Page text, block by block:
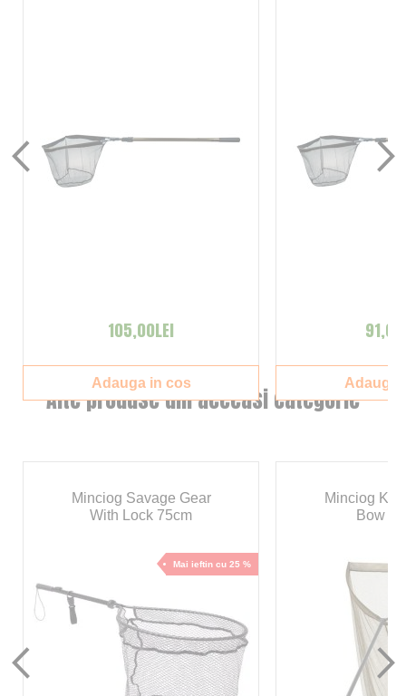
Alte produse din aceeasi categorie
Minciog Savage Gear
With Lock 75cm
Mai ieftin cu 25 %
Minciog
Bow
105,00LEI
Adauga in cos Adauga